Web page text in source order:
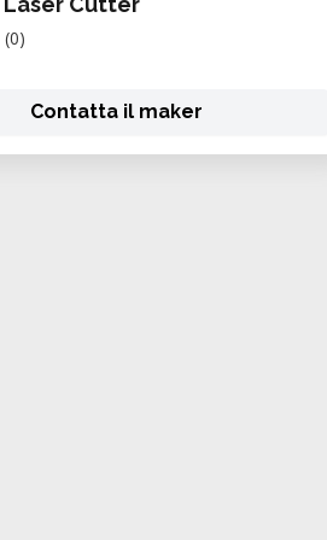
(0)
Contatta il maker